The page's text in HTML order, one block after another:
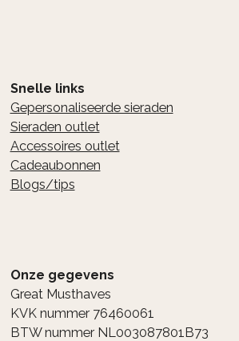
Snelle links
Gepersonaliseerde sieraden
Sieraden outlet
Accessoires outlet
Cadeaubonnen
Blogs/tips
Onze gegevens
Great Musthaves
KVK nummer 76460061
BTW nummer NL003087801B73